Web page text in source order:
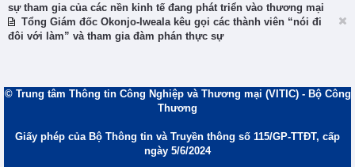
sự tham gia của các nền kinh tế đang phát triển vào thương mại
Tổng Giám đốc Okonjo-Iweala kêu gọi các thành viên “nói đi
đôi với làm” và tham gia đàm phán thực sự
© Trung tâm Thông tin Công Nghiệp và Thương mại (VITIC) - Bộ Công
Thương
Giấy phép của Bộ Thông tin và Truyền thông số 115/GP-TTĐT, cấp
ngày 5/6/2024